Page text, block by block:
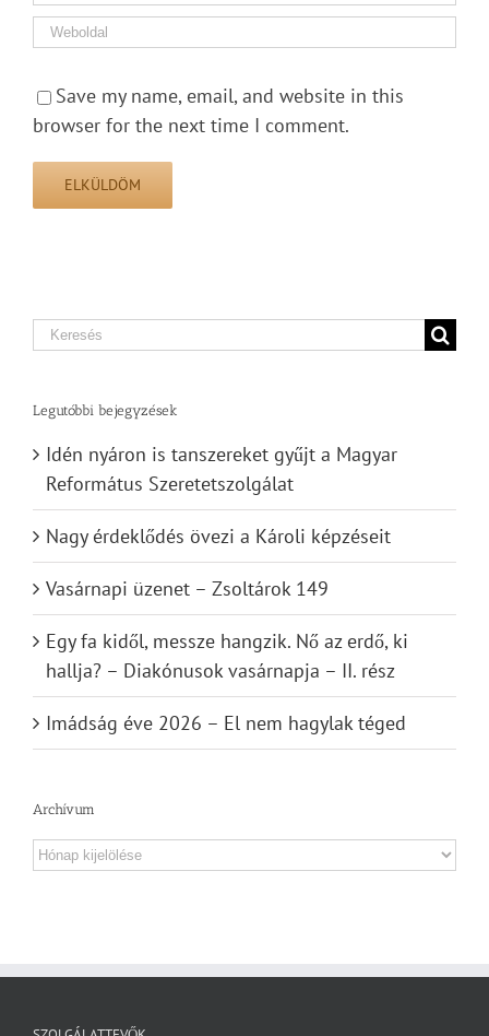
Save my name, email, and website in this
browser for the next time I comment.
Search
Legutóbbi bejegyzések
Idén nyáron is tanszereket gyűjt a Magyar
Református Szeretetszolgálat
Nagy érdeklődés övezi a Károli képzéseit
Vasárnapi üzenet – Zsoltárok 149
Egy fa kidől, messze hangzik. Nő az erdő, ki
hallja? – Diakónusok vasárnapja – II. rész
Imádság éve 2026 – El nem hagylak téged
Archívum
Archívum